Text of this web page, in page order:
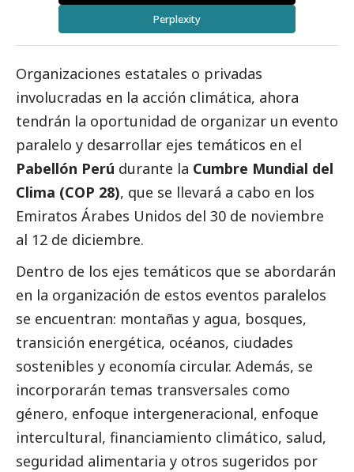
Perplexity
Organizaciones estatales o privadas
involucradas en la acción climática, ahora
tendrán la oportunidad de organizar un evento
paralelo y desarrollar ejes temáticos en el
Pabellón Perú durante la Cumbre Mundial del
Clima (COP 28), que se llevará a cabo en los
Emiratos Árabes Unidos del 30 de noviembre
al 12 de diciembre.
Dentro de los ejes temáticos que se abordarán
en la organización de estos eventos paralelos
se encuentran: montañas y agua, bosques,
transición energética, océanos, ciudades
sostenibles y economía circular. Además, se
incorporarán temas transversales como
género, enfoque intergeneracional, enfoque
intercultural, financiamiento climático, salud,
seguridad alimentaria y otros sugeridos por